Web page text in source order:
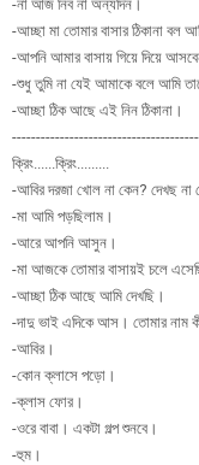
-না আজ নিব না অন্যদিন।
-আচ্ছা মা তোমার বাসার ঠিকানা বল
-আপনি আমার বাসায় গিয়ে দিয়ে
-শুধু তুমি না যেই আমাকে বলে আমি
-আচ্ছা ঠিক আছে এই নিন ঠিকানা।
ক্রিং......ক্রিং.........
-আবির দরজা খোল না কেন? দেখছ না
-মা আমি পড়ছিলাম।
-আরে আপনি আসুন।
-মা আজকে তোমার বাসায়ই চলে
-আচ্ছা ঠিক আছে আমি দেখছি।
-দাদু ভাই এদিকে আস। তোমার নাম
-আবির।
-কোন ক্লাসে পড়ো।
-ক্লাস ফোর।
-ওরে বাবা। একটা গল্প শুনবে।
-হুম।